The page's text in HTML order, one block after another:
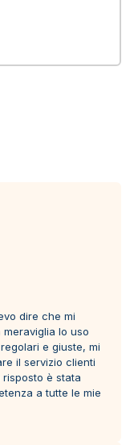
dire che mi
lo uso
e giuste, mi
il servizio clienti
è stata
a tutte le mie